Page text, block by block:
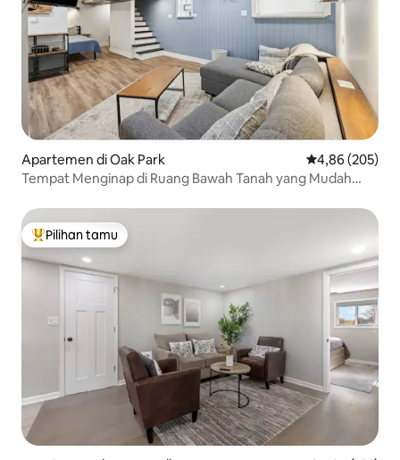
Apartemen di Oak Park Nilai rata-rata
4,86 (205)
Tempat Menginap di Ruang Bawah Tanah yang Mudah
Pilihan tamu terpopuler
Pilihan tamu